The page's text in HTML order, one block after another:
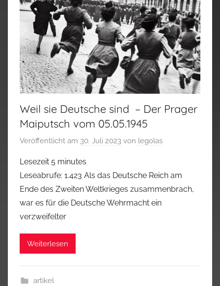
Weil sie Deutsche sind – Der Prager
Maiputsch vom 05.05.1945
Veröffentlicht am 30. Juli 2023 von legolas
Lesezeit 5 minutes
Leseabrufe: 1.423 Als das Deutsche Reich am
Ende des Zweiten Weltkrieges zusammenbrach,
war es für die Deutsche Wehrmacht ein
verzweifelter
Weiterlesen
artikel